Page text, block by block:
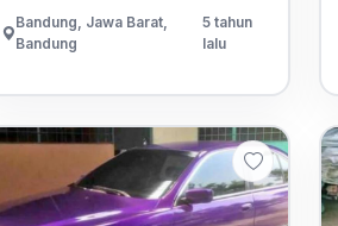
Bandung, Jawa Barat,
Bandung
5 tahun
lalu